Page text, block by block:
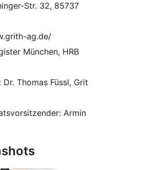
Str. 32, 85737
ag.de/
München, HRB
Dr. Thomas Füssl, Grit
Armin